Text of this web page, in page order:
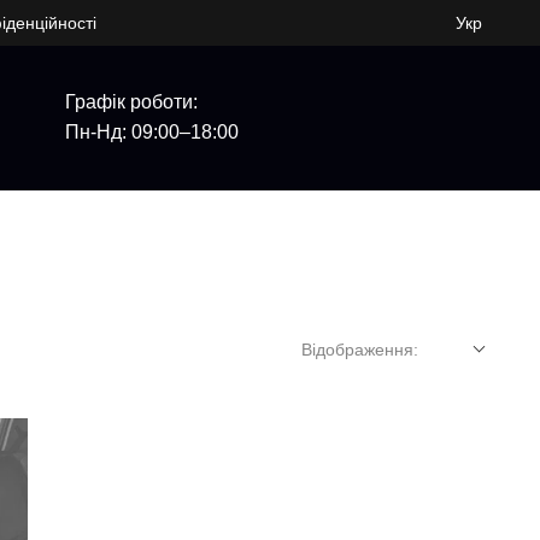
Укр
Графік роботи:
Пн-Нд: 09:00–18:00
Відображення: